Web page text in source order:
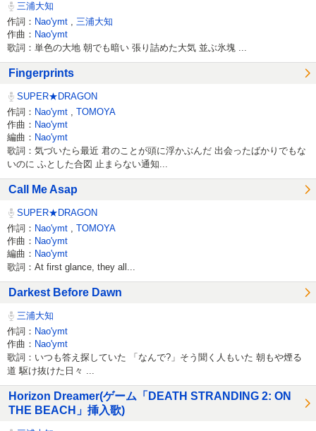
三浦大知
作詞： Nao'ymt
三浦大知
作曲： Nao'ymt
歌詞：単色の大地 朝でも暗い 張り詰めた大気 並ぶ氷塊 ...
Fingerprints
SUPER★DRAGON
作詞： Nao'ymt
TOMOYA
作曲： Nao'ymt
編曲： Nao'ymt
歌詞：気づいたら最近 君のことが頭に浮かぶんだ 出会ったばかりでもな
いのに ふとした合図 止まらない通知...
Call Me Asap
SUPER★DRAGON
作詞： Nao'ymt
TOMOYA
作曲： Nao'ymt
編曲： Nao'ymt
歌詞：At first glance, they all...
Darkest Before Dawn
三浦大知
作詞： Nao'ymt
作曲： Nao'ymt
歌詞：いつも答え探していた 「なんで?」そう聞く人もいた 朝もや煙る
道 駆け抜けた日々 ...
Horizon Dreamer(ゲーム「DEATH STRANDING 2: ON
THE BEACH」挿入歌)